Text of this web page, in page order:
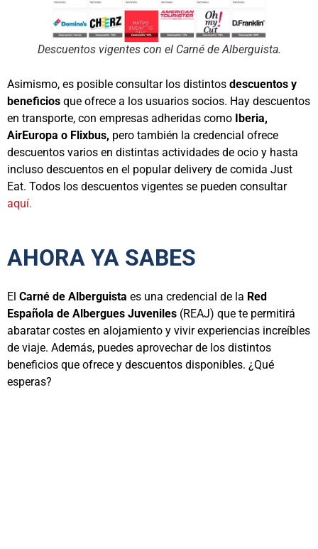
Descuentos vigentes con el Carné de Alberguista.
Asimismo, es posible consultar los distintos descuentos y
beneficios que ofrece a los usuarios socios. Hay descuentos
en transporte, con empresas adheridas como Iberia,
AirEuropa o Flixbus, pero también la credencial ofrece
descuentos varios en distintas actividades de ocio y hasta
incluso descuentos en el popular delivery de comida Just
Eat. Todos los descuentos vigentes se pueden consultar
aquí.
AHORA YA SABES
El Carné de Alberguista es una credencial de la Red
Española de Albergues Juveniles (REAJ) que te permitirá
abaratar costes en alojamiento y vivir experiencias increíbles
de viaje. Además, puedes aprovechar de los distintos
beneficios que ofrece y descuentos disponibles. ¿Qué
esperas?